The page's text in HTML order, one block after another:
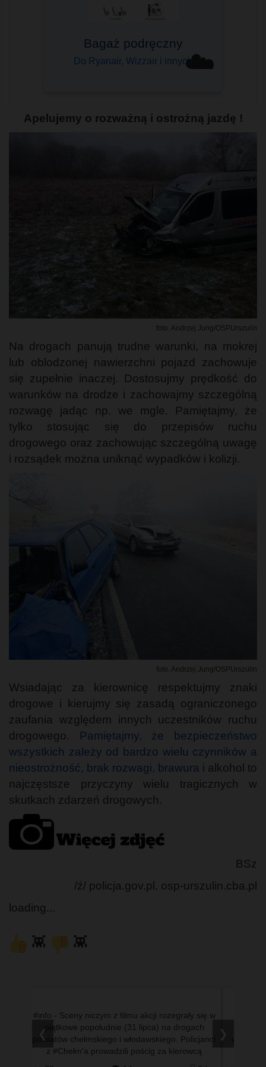
☁️
Bagaż podręczny
Do Ryanair, Wizzair i innych
Apelujemy o rozważną i ostrożną jazdę !
foto. Andrzej Jung/OSPUrszulin
Na drogach panują trudne warunki, na mokrej
lub oblodzonej nawierzchni pojazd zachowuje
się zupełnie inaczej. Dostosujmy prędkość do
warunków na drodze i zachowajmy szczególną
rozwagę jadąc np. we mgle. Pamiętajmy, że
tylko stosując się do przepisów ruchu
drogowego oraz zachowując szczególną uwagę
i rozsądek można uniknąć wypadków i kolizji.
foto. Andrzej Jung/OSPUrszulin
Wsiadając za kierownicę respektujmy znaki
drogowe i kierujmy się zasadą ograniczonego
zaufania względem innych uczestników ruchu
drogowego.
Pamiętajmy, że bezpieczeństwo
wszystkich zależy od bardzo wielu czynników a
nieostrożność, brak rozwagi, brawura i alkohol to
najczęstsze przyczyny wielu tragicznych w
skutkach zdarzeń drogowych.
BSz
/ź/ policja.gov.pl, osp-urszulin.cba.pl
loading...
👾 👾
#info - Sceny niczym z filmu akcji rozegrały się w
piątkowe popołudnie (31 lipca) na drogach
powiatów chełmskiego i włodawskiego. Policjanci
z #Chełm'a prowadzili pościg za kierowcą
❯